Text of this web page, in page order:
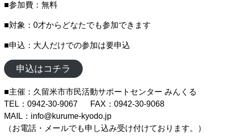
■参加費：無料
■対象：0才からどなたでも参加できます
■申込：大人だけでの参加は要申込
申込はコチラ
■主催：久留米市市民活動サポートセンター みんくる
TEL：0942-30-9067
FAX：0942-30-9068
MAIL：info@kurume-kyodo.jp
（お電話・メールでも申し込み受け付けております。）